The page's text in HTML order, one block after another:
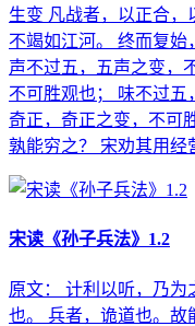
生变 凡战者，以正合，
不竭如江河。 终而复始
声不过五，五声之变，
不可胜观也； 味不过五
奇正，奇正之变，不可
孰能穷之？ 宋劝其用
宋读《孙子兵法》1.2
原文： 计利以听，乃为
也。 兵者，诡道也。故